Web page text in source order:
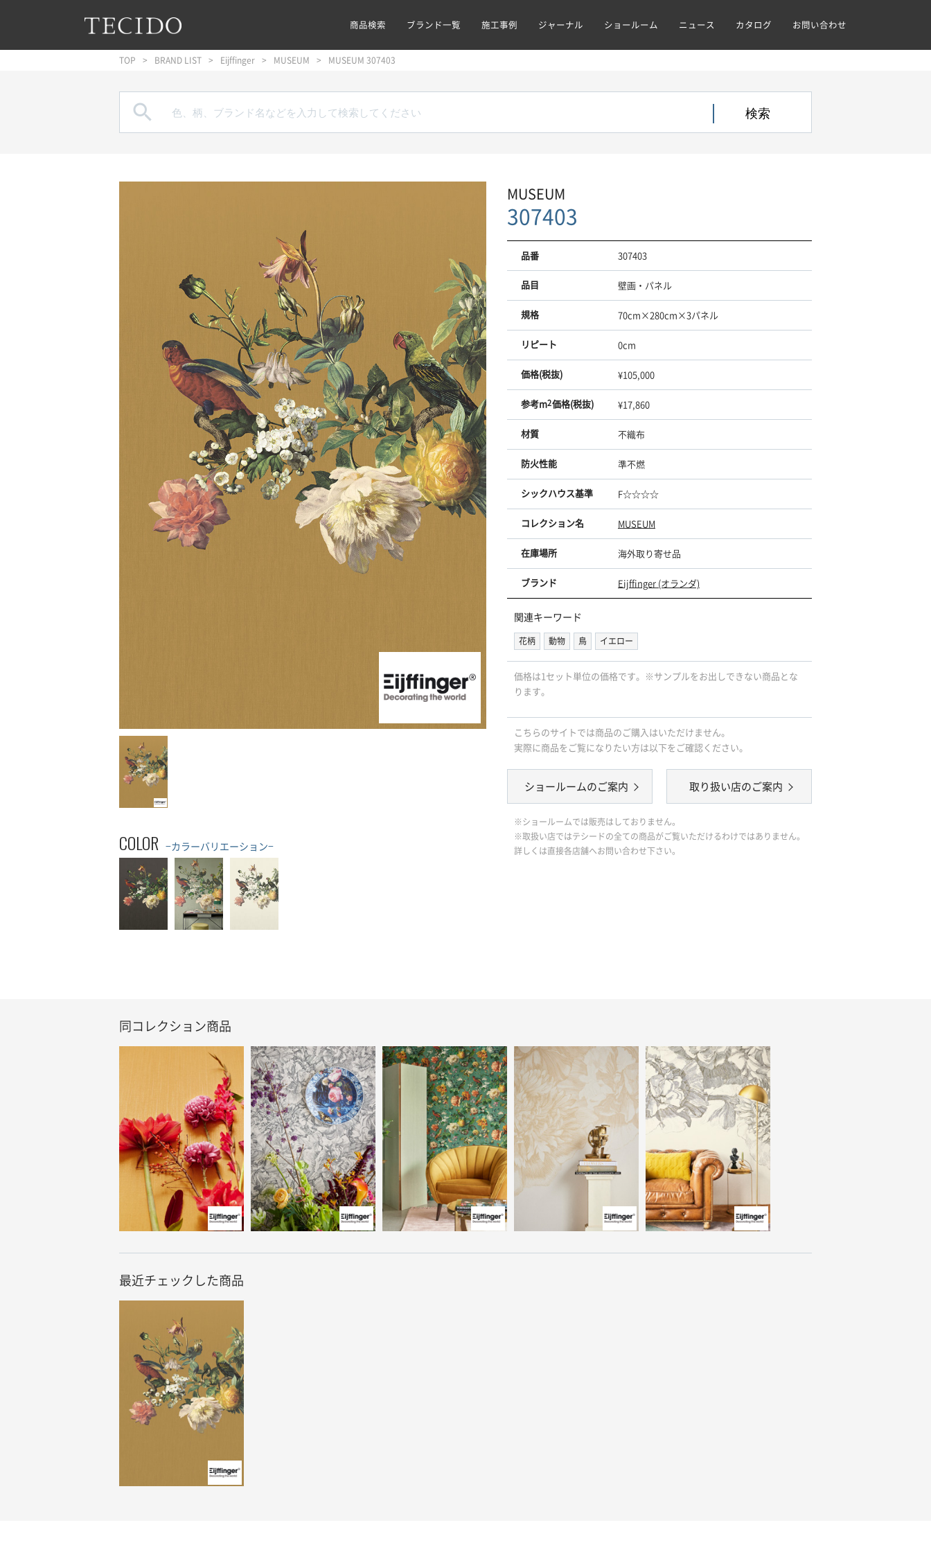
メインナビゲーションへジャンプ
メインコンテンツへジャンプ
フッターへジャンプ 商品検索 ブランド一覧 施工事例 ジャーナル ショールーム ニュース カタログ お問い合わせ
TOP BRAND LIST Eijffinger MUSEUM MUSEUM 307403

COLOR −カラーバリエーション−
MUSEUM
307403
品番 307403
品目 壁画・パネル
規格 70cm×280cm×3パネル
リピート 0cm
価格(税抜) ¥105,000
参考m2価格(税抜) ¥17,860
材質 不織布
防火性能 準不燃
シックハウス基準 F☆☆☆☆
コレクション名 MUSEUM
在庫場所 海外取り寄せ品
ブランド Eijffinger (オランダ)
関連キーワード
花柄 動物 鳥 イエロー
価格は1セット単位の価格です。※サンプルをお出しできない商品とな
ります。
こちらのサイトでは商品のご購入はいただけません。
実際に商品をご覧になりたい方は以下をご確認ください。
ショールームのご案内 取り扱い店のご案内
※ショールームでは販売はしておりません。
※取扱い店ではテシードの全ての商品がご覧いただけるわけではありません。
詳しくは直接各店舗へお問い合わせ下さい。
同コレクション商品
最近チェックした商品